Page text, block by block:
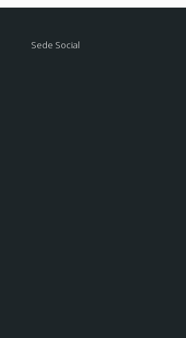
Sede Social